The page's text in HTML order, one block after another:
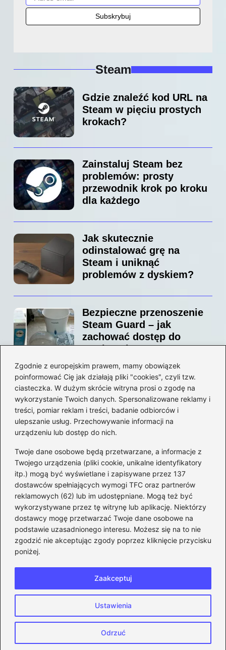
Zgodnie z europejskim prawem, mamy obowiązek
poinformować Cię jak działają pliki "cookies", czyli tzw.
ciasteczka. W dużym skrócie witryna prosi o zgodę na
wykorzystanie Twoich danych. Spersonalizowane reklamy i
treści, pomiar reklam i treści, badanie odbiorców i
ulepszanie usług. Przechowywanie informacji na
urządzeniu lub dostęp do nich.
Twoje dane osobowe będą przetwarzane, a informacje z
Twojego urządzenia (pliki cookie, unikalne identyfikatory
itp.) mogą być wyświetlane i zapisywane przez 137
dostawców spełniających wymogi TFC oraz partnerów
reklamowych (62) lub im udostępniane. Mogą też być
wykorzystywane przez tę witrynę lub aplikację. Niektórzy
dostawcy mogę przetwarzać Twoje dane osobowe na
podstawie uzasadnionego interesu. Możesz się na to nie
zgodzić nie akceptując zgody poprzez kliknięcie przycisku
poniżej.
Ustawienia
Odrzuć
Zaakceptuj
Steam
Gdzie znaleźć kod URL na
Steam w pięciu prostych
krokach?
Zainstaluj Steam bez
problemów: prosty
przewodnik krok po kroku
dla każdego
Jak skutecznie
odinstalować grę na
Steam i uniknąć
problemów z dyskiem?
Bezpieczne przenoszenie
Steam Guard – jak
zachować dostęp do
swojego konta?
Jak bez stresu zmienić
adres email na Steam –
prosty przewodnik krok po
kroku
Kategorie
CS:GO(26)
FIFA(90)
Forza Horizon(22)
Gry(186)
Modyfikacje(42)
Spolszczenia(101)
Copyright © 2026 eFIFA.pl
Prywatność
Zasady użytkowania
Napisz do nas